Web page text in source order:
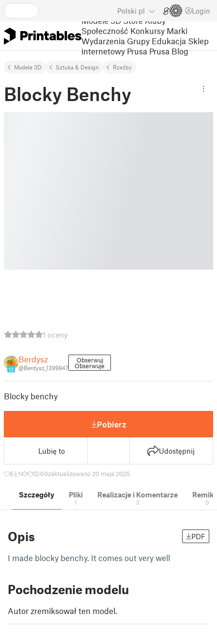
Polski pl Login
Modele 3D Store Kluby
Społeczność Konkursy Marki
Wydarzenia Grupy Edukacja Sklep
internetowy Prusa Prusa Blog
Modele 3D Sztuka & Design Rzeźby
Blocky Benchy
1 oceny
13
Berdysz
@Berdysz_1399947
Obserwuj
Obserwuje
Blocky benchy
Pobierz
Lubię to Udostępnij
6 14 1 60zaktualizowano 20 maja 2025
Szczegóły Pliki
1
Realizacje i Komentarze
3 0
Opis PDF
I made blocky benchy. It comes out very well
Pochodzenie modelu
Autor zremiksował ten model.